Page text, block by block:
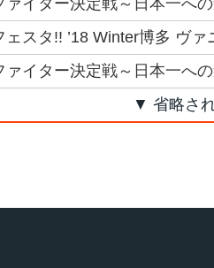
ェスタ!! ’18 Winter博多 ヴァ
ァイター決定戦～日本一へ
▼ 省略さ